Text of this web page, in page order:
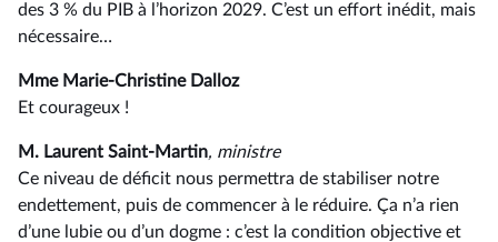
des 3 % du PIB à l’horizon 2029. C’est un effort inédit, mais
nécessaire…
Mme Marie-Christine Dalloz
Et courageux !
M. Laurent Saint-Martin, ministre
Ce niveau de déficit nous permettra de stabiliser notre
endettement, puis de commencer à le réduire. Ça n’a rien
d’une lubie ou d’un dogme : c’est la condition objective et